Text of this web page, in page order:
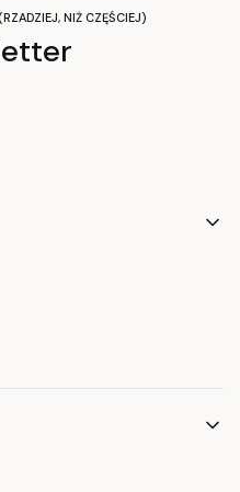
NIŻ CZĘŚCIEJ)